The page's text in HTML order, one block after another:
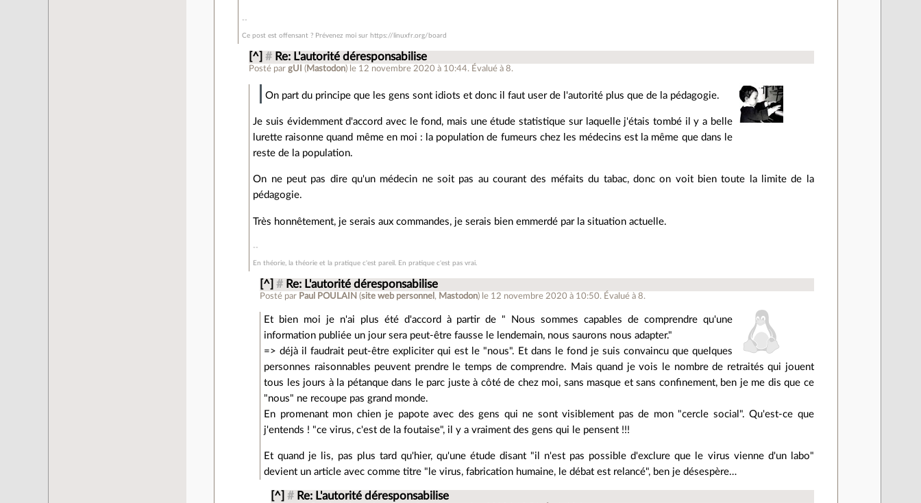
Ce post est offensant ? Prévenez moi sur https://linuxfr.org/board
[^] # Re: L'autorité déresponsabilise
Posté pargUI ( Mastodon) le 12 novembre 2020 à 10:44. Évalué à8.
On part du principe que les gens sont idiots et donc il faut user de l'autorité plus que de la pédagogie.
Je suis évidemment d'accord avec le fond, mais une étude statistique sur laquelle j'étais tombé il y a belle
lurette raisonne quand même en moi : la population de fumeurs chez les médecins est la même que dans le
reste de la population.
On ne peut pas dire qu'un médecin ne soit pas au courant des méfaits du tabac, donc on voit bien toute la limite de la
pédagogie.
Très honnêtement, je serais aux commandes, je serais bien emmerdé par la situation actuelle.
En théorie, la théorie et la pratique c'est pareil. En pratique c'est pas vrai.
[^] # Re: L'autorité déresponsabilise
Posté par Paul POULAIN (site web personnel , Mastodon) le 12 novembre 2020 à 10:50. Évalué à8.
Et bien moi je n'ai plus été d'accord à partir de " Nous sommes capables de comprendre qu'une
information publiée un jour sera peut-être fausse le lendemain, nous saurons nous adapter."
=> déjà il faudrait peut-être expliciter qui est le "nous". Et dans le fond je suis convaincu que quelques
personnes raisonnables peuvent prendre le temps de comprendre. Mais quand je vois le nombre de retraités qui jouent
tous les jours à la pétanque dans le parc juste à côté de chez moi, sans masque et sans confinement, ben je me dis que ce
"nous" ne recoupe pas grand monde.
En promenant mon chien je papote avec des gens qui ne sont visiblement pas de mon "cercle social". Qu'est-ce que
j'entends ! "ce virus, c'est de la foutaise", il y a vraiment des gens qui le pensent !!!
Et quand je lis, pas plus tard qu'hier, qu'une étude disant "il n'est pas possible d'exclure que le virus vienne d'un labo"
devient un article avec comme titre "le virus, fabrication humaine, le débat est relancé", ben je désespère…
[^] # Re: L'autorité déresponsabilise